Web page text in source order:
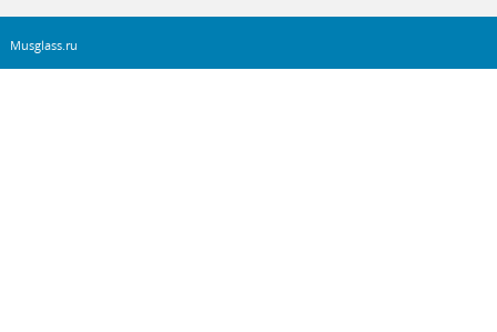
Musglass.ru